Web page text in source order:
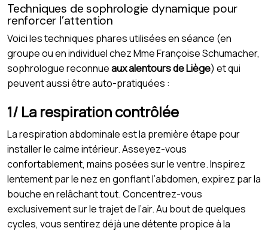
Techniques de sophrologie dynamique pour
renforcer l’attention
Voici les techniques phares utilisées en séance (en
groupe ou en individuel chez Mme Françoise Schumacher,
sophrologue reconnueaux alentours de Liège) et qui
peuvent aussi être auto-pratiquées :
1/ La respiration contrôlée
La respiration abdominale est la première étape pour
installer le calme intérieur. Asseyez-vous
confortablement, mains posées sur le ventre. Inspirez
lentement par le nez en gonflant l’abdomen, expirez par la
bouche en relâchant tout. Concentrez-vous
exclusivement sur le trajet de l’air. Au bout de quelques
cycles, vous sentirez déjà une détente propice à la